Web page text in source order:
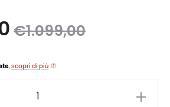
€1.099,00
Il
, scopri di più